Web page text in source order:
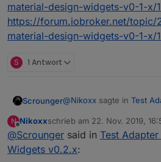
Wenn ja, wo finde ich den ?
Wenn nein, was ist das für
Danke und Gruß
material-design-widgets-v0-1-x/
https://forum.iobroker.net/topic/
material-design-widgets-v0-1-x/
S 1 Antwort
Scrounger@Nikoxx sagte in Test
Genauso hab ich mir
ausgeblendeten y
Hab den Fehler behoben.
N
Offline
Nikoxxschrieb am 22. Nov. 2019,
zuletzt editiert von
@Scrounger said in Test
Widgets v0.2.x: